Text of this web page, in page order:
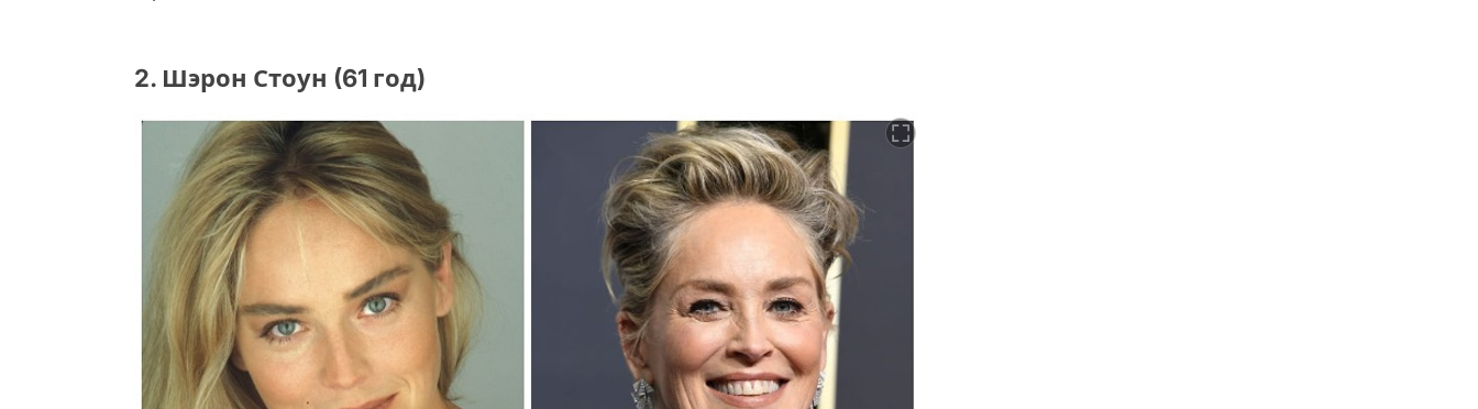
2. Шэрон Стоун (61 год)